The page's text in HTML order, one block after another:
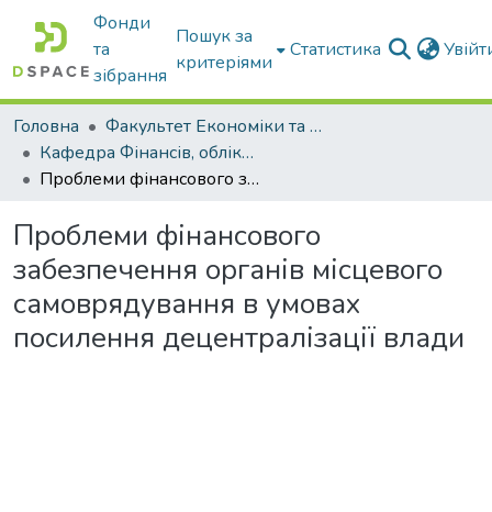
Фонди
та
зібрання
Пошук за
критеріями
Статистика
Головна
Факультет Економіки та бізнесу
Кафедра Фінансів, обліку і оподаткування
Проблеми фінансового забезпечення органів місцевого самоврядування в умовах посилення децентралізації влади
Проблеми фінансового
забезпечення органів місцевого
самоврядування в умовах
посилення децентралізації влади